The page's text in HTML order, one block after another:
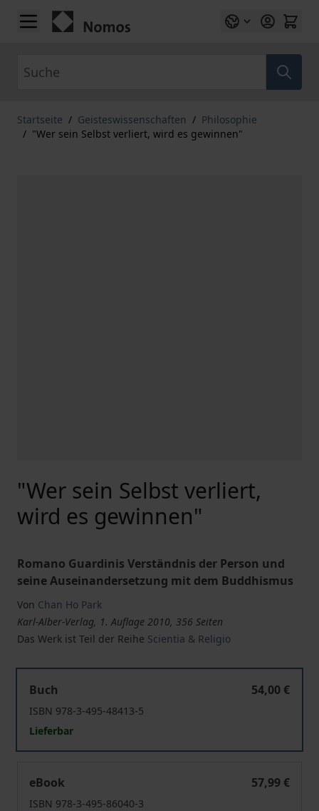
Zum Inhalt springen
Startseite / Geisteswissenschaften / Philosophie
/ "Wer sein Selbst verliert, wird es gewinnen"
"Wer sein Selbst verliert,
wird es gewinnen"
Romano Guardinis Verständnis der Person und
seine Auseinandersetzung mit dem Buddhismus
Von Chan Ho Park
Karl-Alber-Verlag, 1. Auflage 2010, 356 Seiten
Das Werk ist Teil der Reihe Scientia & Religio
Buch
54,00 €
ISBN 978-3-495-48413-5
Lieferbar
eBook
57,99 €
ISBN 978-3-495-86040-3